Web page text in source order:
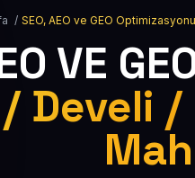
/ SEO, AEO ve GEO Optimizasyonu
VE
Develi